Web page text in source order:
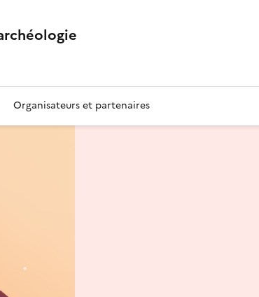
Organisateurs et partenaires